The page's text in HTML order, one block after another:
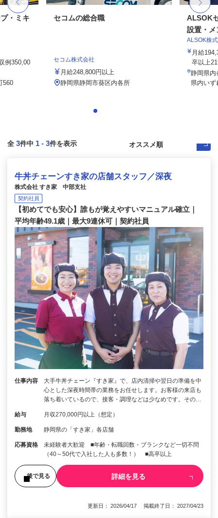
・ミキ
例350,00
560
セコムの総合職
セコム株式会社
月給248,800円以上
静岡県静岡市葵区内各所
ALSOK
設置・メ
ALSOK株
月給
卒以上
静岡県
県内いず
全 3件中 1 - 3件を表示
牛丼チェーンすき家の店舗スタッフ／深夜
株式会社 すき家 中部支社
契約社員
【初めてでも安心】誰もが覚えやすいマニュアル確立｜
平均年齢49.1歳｜最大9連休可｜契約社員
仕事内容
大手牛丼チェーン『すき家』で、店内清掃や翌日の準備を中
心とした深夜時間帯の業務をお任せします。お客様の来店も
落ち着いているので、接客・調理などは少なめです。その…
給与 月収270,000円以上（想定）
勤務地 静岡県の「すき家」各店舗
応募資格
未経験者大歓迎 ■年齢・転職回数・ブランクなど一切不問
（40～50代で入社した人も多数！） ■高卒以上
後で見る 詳細を見る
更新日： 2026/04/17 掲載終了日： 2027/04/23